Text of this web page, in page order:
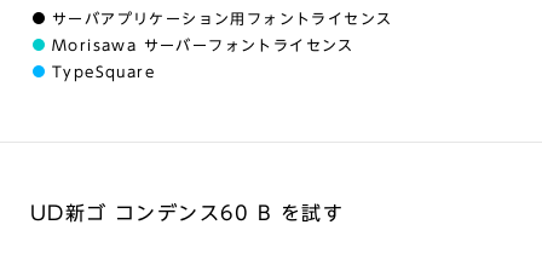
サーバアプリケーション用フォントライセンス
Morisawa サーバーフォントライセンス
TypeSquare
UD新ゴ コンデンス60 B を試す